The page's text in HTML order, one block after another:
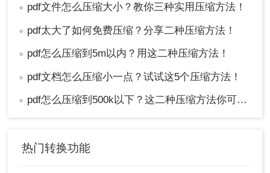
● pdf文件怎么压缩大小？教你三种实用压缩方法！
● pdf太大了如何免费压缩？分享二种压缩方法！
● pdf怎么压缩到5m以内？用这二种压缩方法！
● pdf文档怎么压缩小一点？试试这5个压缩方法！
● pdf怎么压缩到500k以下？这二种压缩方法你可以轻松学会！
热门转换功能